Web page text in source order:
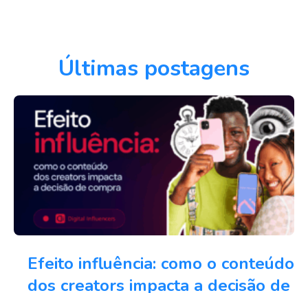
Últimas postagens
Efeito influência: como o conteúdo
dos creators impacta a decisão de